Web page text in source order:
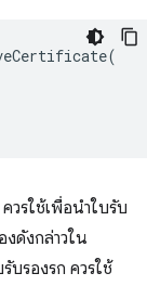
(
วรใช้เพื่อนำใบรับ
ดังกล่าวใน
บรองรก ควรใช้